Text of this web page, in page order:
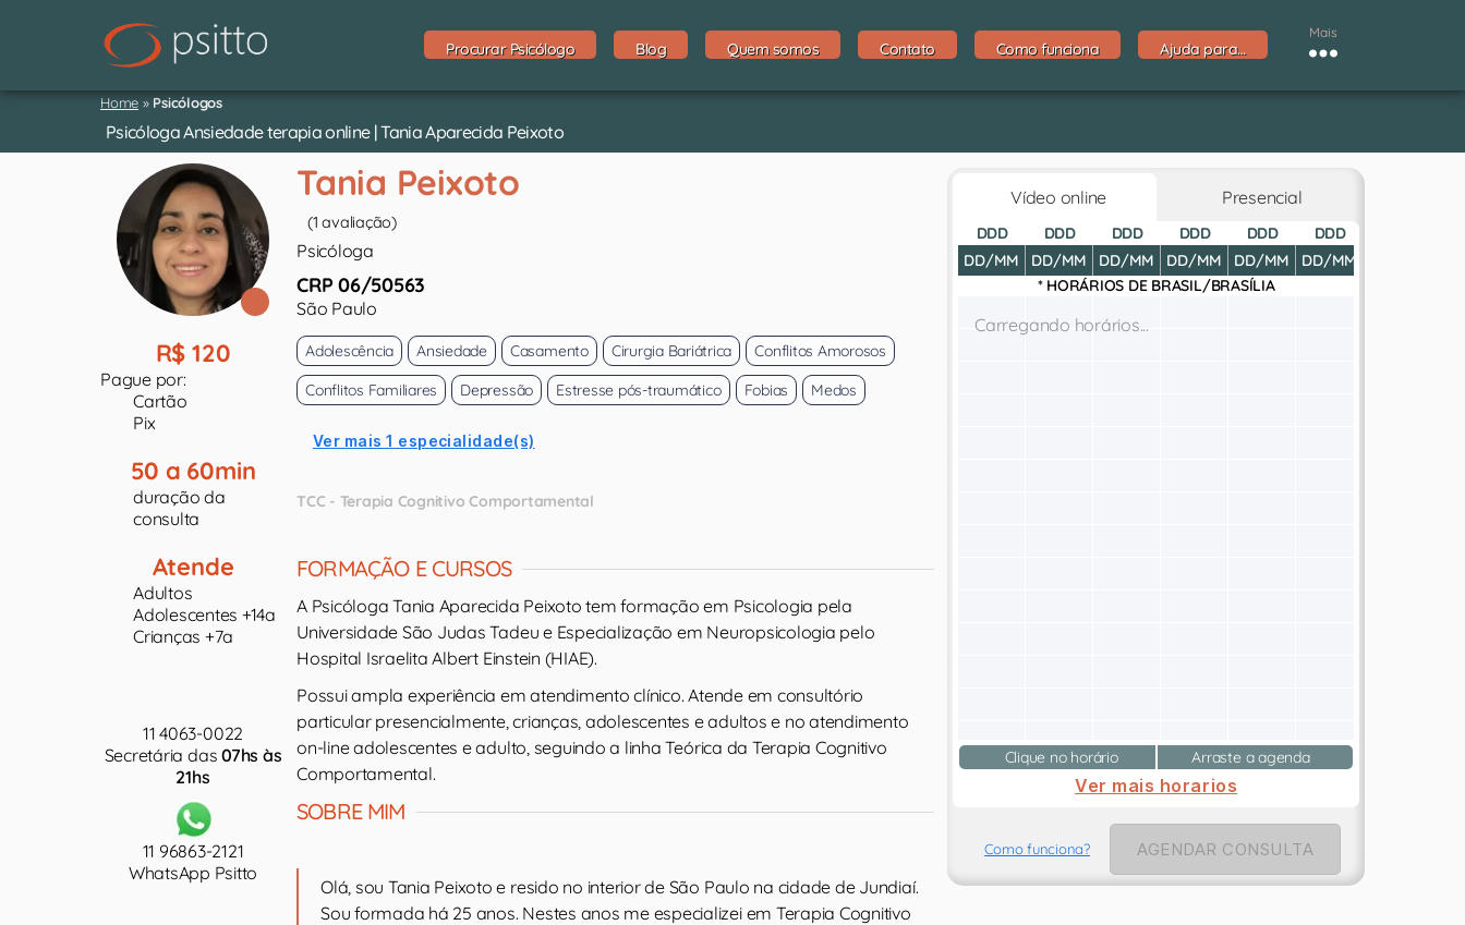
Procurar Psicólogo Blog Quem somos Contato Como funciona Ajuda para…
Mais
Home » Psicólogos
Psicóloga Ansiedade terapia online | Tania Aparecida Peixoto
R$ 120
Pague por:
Cartão
Pix
50 a 60min
duração da
consulta
Atende
Adultos
Adolescentes +14a
Crianças +7a
11 4063-0022
Secretária das07hs às
21hs
11 96863-2121
WhatsApp Psitto
Tania Peixoto
(1 avaliação)
Psicóloga
CRP 06/50563
São Paulo
Adolescência Ansiedade Casamento Cirurgia Bariátrica
Conflitos Amorosos
Conflitos Familiares
Depressão Estresse pós-traumático Fobias Medos
Ver mais 1 especialidade(s)
TCC - Terapia Cognitivo Comportamental
FORMAÇÃO E CURSOS
A Psicóloga Tania Aparecida Peixoto tem formação em Psicologia pela
Universidade São Judas Tadeu e Especialização em Neuropsicologia pelo
Hospital Israelita Albert Einstein (HIAE).
Possui ampla experiência em atendimento clínico. Atende em consultório
particular presencialmente, crianças, adolescentes e adultos e no atendimento
on-line adolescentes e adulto, seguindo a linha Teórica da Terapia Cognitivo
Comportamental.
SOBRE MIM
Olá, sou Tania Peixoto e resido no interior de São Paulo na cidade de Jundiaí.
Sou formada há 25 anos. Nestes anos me especializei em Terapia Cognitivo
Vídeo online Presencial
DDD
DD/MM
DDD
DD/MM
DDD
DD/MM
DDD
DD/MM
DDD
DD/MM
DDD
DD/MM
* HORÁRIOS DE BRASIL/BRASÍLIA
Carregando horários...
Clique no horário Arraste a agenda
Ver mais horarios
Como funciona? AGENDAR CONSULTA